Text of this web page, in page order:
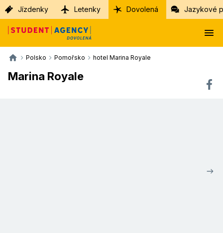
Jízdenky Letenky Dovolená Jazykové
Polsko Pomořsko hotel Marina Royale
Marina Royale